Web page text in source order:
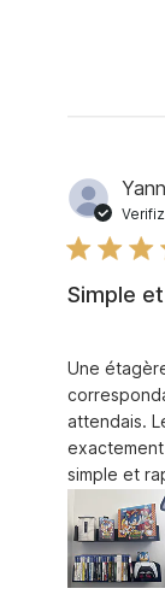
Simple
Une
attendais.
simple et
read more